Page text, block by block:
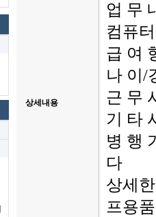
상세내용
업 무
컴퓨
급 여
나 이/
근 무
기 타
병 행
다
상세
프용